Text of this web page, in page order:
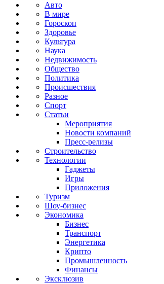
Авто
В мире
Гороскоп
Здоровье
Культура
Наука
Недвижимость
Общество
Политика
Происшествия
Разное
Спорт
Статьи
Мероприятия
Новости компаний
Пресс-релизы
Строительство
Технологии
Гаджеты
Игры
Приложения
Туризм
Шоу-бизнес
Экономика
Бизнес
Транспорт
Энергетика
Крипто
Промышленность
Финансы
Эксклюзив